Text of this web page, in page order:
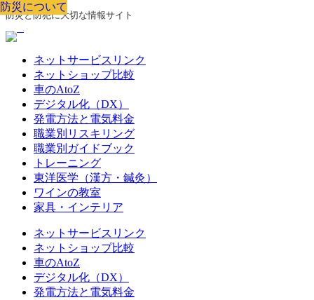
防災と防犯に大切な情報サイト
ネットサービスリンク
ネットショップ比較
車のAtoZ
デジタル化（DX）
発電方法と電気料金
職業別リスキリング
職業別ガイドブック
トレーニング
東洋医学（漢方・鍼灸）
ワインの教室
家具・インテリア
ネットサービスリンク
ネットショップ比較
車のAtoZ
デジタル化（DX）
発電方法と電気料金
防災について
防災について
防災について
防災について
防災について
防災について
防災について